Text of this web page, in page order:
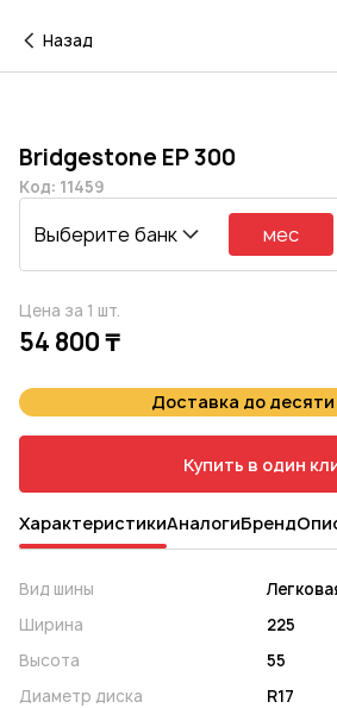
Назад
Bridgestone EP 300
Код: 11459
Выберите банк мес
Цена за 1 шт.
54 800 ₸
Доставка до
Купить в один
ХарактеристикиАналогиБренд
Вид шины
Ширина
225
Высота
55
Диаметр диска
R17